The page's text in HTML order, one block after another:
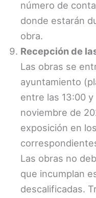
número de
donde estarán
obra.
Recepción de
Las obras se
ayuntamiento
entre las 13:00
noviembre de
exposición en
Las obras no
que incumplan
descalificadas.